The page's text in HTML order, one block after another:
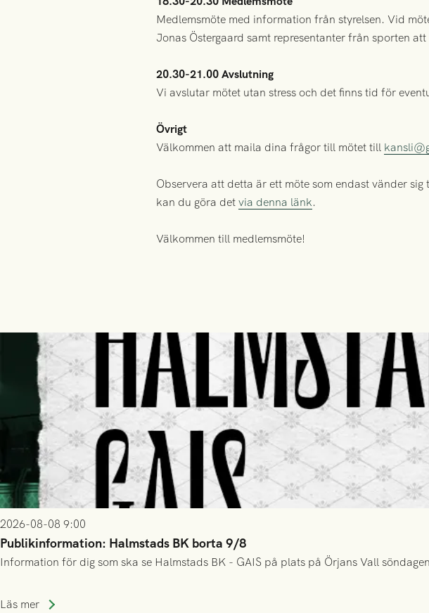
Medlemsmöte med information från styrelsen. Vid
Jonas Östergaard samt representanter från sporten
20.30-21.00 Avslutning
Vi avslutar mötet utan stress och det finns tid för
Övrigt
Välkommen att maila dina frågor till mötet till
Observera att detta är ett möte som endast vänder
kan du göra detvia denna länk.
Välkommen till medlemsmöte!
2026-08-08 9:00
Publikinformation: Halmstads BK borta 9/8
Information för dig som ska se Halmstads BK - GAIS på plats på Örjans Vall
Läs mer